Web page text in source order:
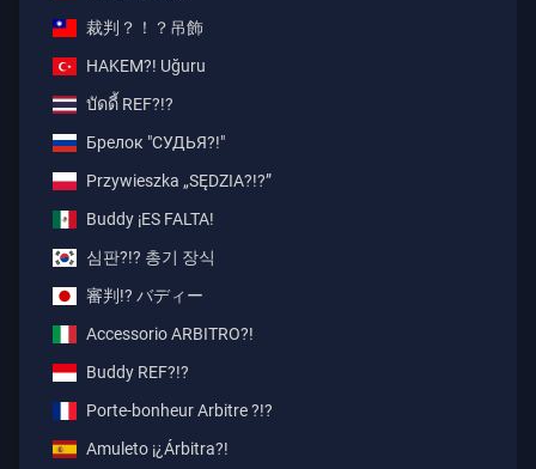
裁判？！？吊飾
HAKEM?! Uğuru
บัดดี้ REF?!?
Брелок "СУДЬЯ?!"
Przywieszka „SĘDZIA?!?”
Buddy ¡ES FALTA!
심판?!? 총기 장식
審判!? バディー
Accessorio ARBITRO?!
Buddy REF?!?
Porte-bonheur Arbitre ?!?
Amuleto ¡¿Árbitra?!